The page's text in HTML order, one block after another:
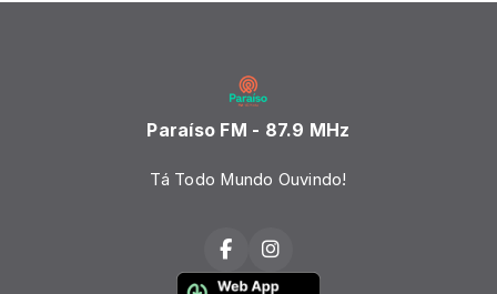
Paraíso FM - 87.9 MHz
Tá Todo Mundo Ouvindo!